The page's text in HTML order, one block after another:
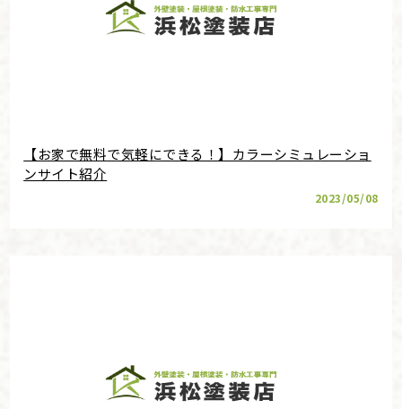
【お家で無料で気軽にできる！】カラーシミュレーショ
ンサイト紹介
2023/05/08